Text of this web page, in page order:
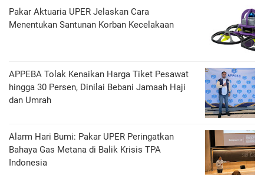
Pakar Aktuaria UPER Jelaskan Cara
Menentukan Santunan Korban Kecelakaan
APPEBA Tolak Kenaikan Harga Tiket Pesawat
hingga 30 Persen, Dinilai Bebani Jamaah Haji
dan Umrah
Alarm Hari Bumi: Pakar UPER Peringatkan
Bahaya Gas Metana di Balik Krisis TPA
Indonesia